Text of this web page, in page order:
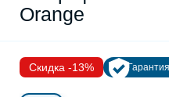
Orange
Скидка -13%